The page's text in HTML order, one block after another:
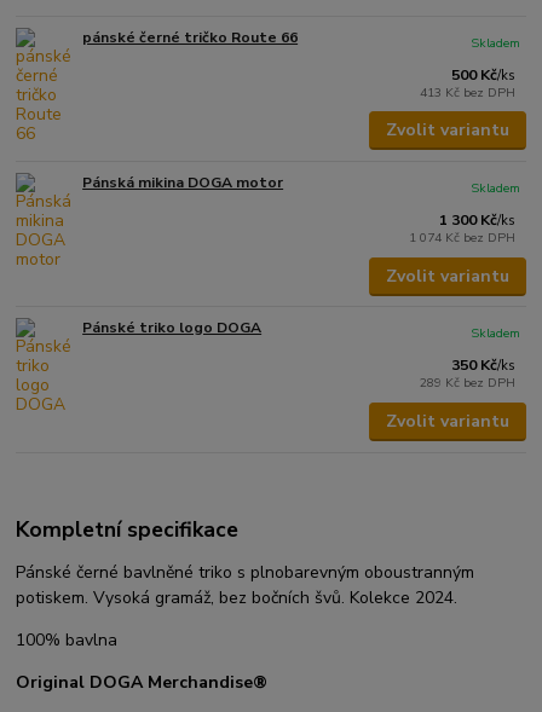
pánské černé tričko Route 66
500 Kč/ks
413 Kč bez DPH
Skladem
Zvolit variantu
Pánská mikina DOGA motor
1 300 Kč/ks
1 074 Kč bez DPH
Skladem
Zvolit variantu
Pánské triko logo DOGA
350 Kč/ks
289 Kč bez DPH
Skladem
Zvolit variantu
Kompletní specifikace
Pánské černé bavlněné triko s plnobarevným oboustranným
potiskem. Vysoká gramáž, bez bočních švů. Kolekce 2024.
100% bavlna
Original DOGA Merchandise®